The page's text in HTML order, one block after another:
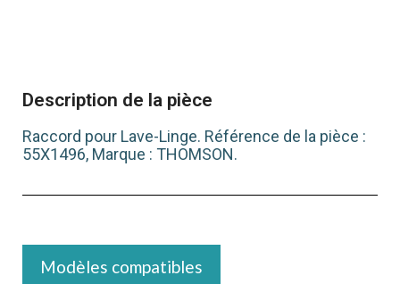
Description de la pièce
Raccord pour Lave-Linge. Référence de la pièce :
55X1496, Marque : THOMSON.
Modèles compatibles